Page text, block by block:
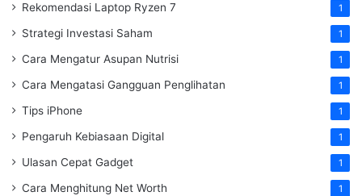
Rekomendasi Laptop Ryzen 7 1
Strategi Investasi Saham 1
Cara Mengatur Asupan Nutrisi 1
Cara Mengatasi Gangguan Penglihatan 1
Tips iPhone 1
Pengaruh Kebiasaan Digital 1
Ulasan Cepat Gadget 1
Cara Menghitung Net Worth 1